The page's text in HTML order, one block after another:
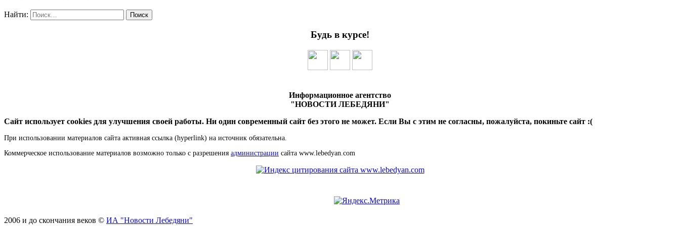
Найти:
Будь в курсе!
Информационное агентство
"НОВОСТИ ЛЕБЕДЯНИ"
Сайт использует cookies для улучшения своей работы. Ни один современный сайт без этого не может. Если Вы с этим не согласны, пожалуйста, покиньте сайт :(
При использовании материалов сайта активная ссылка (hyperlink) на источник обязательна.
Коммерческое использование материалов возможно только с разрешения администрации сайта www.lebedyan.com
2006 и до скончания веков © ИА "Новости Лебедяни"